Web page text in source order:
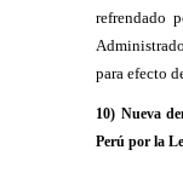
refrendado
para efecto
10) Nueva
Perú por la